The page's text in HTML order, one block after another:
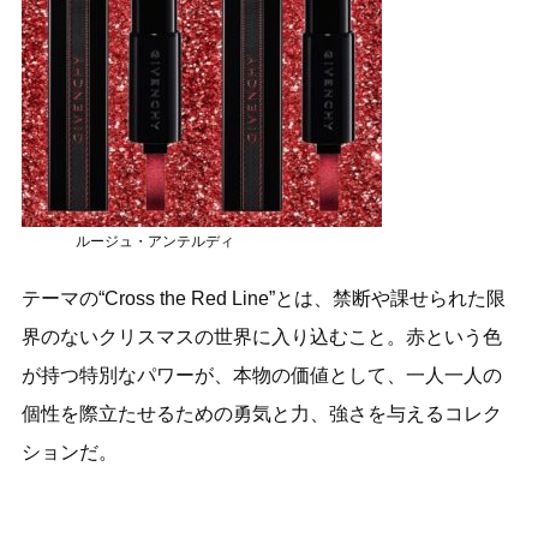
ルージュ・アンテルディ
テーマの“Cross the Red Line”とは、禁断や課せられた限
界のないクリスマスの世界に入り込むこと。赤という色
が持つ特別なパワーが、本物の価値として、一人一人の
個性を際立たせるための勇気と力、強さを与えるコレク
ションだ。